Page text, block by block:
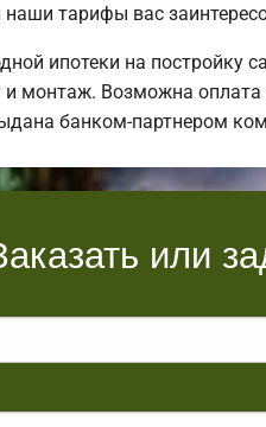
тарифы вас
ипотеки на постройку
и монтаж. Возможна
банком-партнером
или